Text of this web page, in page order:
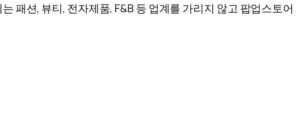
패션, 뷰티, 전자제품, F&B 등 업계를 가리지 않고 팝업스토어